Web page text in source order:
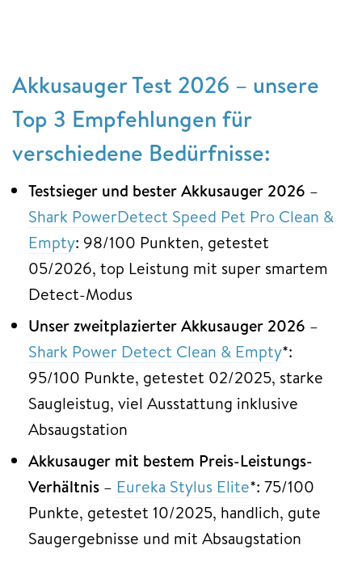
Akkusauger Test 2026 – unsere
Top 3 Empfehlungen für
verschiedene Bedürfnisse:
Testsieger und bester Akkusauger 2026 –
Shark PowerDetect Speed Pet Pro Clean &
Empty: 98/100 Punkten, getestet
05/2026, top Leistung mit super smartem
Detect-Modus
Unser zweitplazierter Akkusauger 2026 –
Shark Power Detect Clean & Empty*:
95/100 Punkte, getestet 02/2025, starke
Saugleistug, viel Ausstattung inklusive
Absaugstation
Akkusauger mit bestem Preis-Leistungs-
Verhältnis – Eureka Stylus Elite*: 75/100
Punkte, getestet 10/2025, handlich, gute
Saugergebnisse und mit Absaugstation